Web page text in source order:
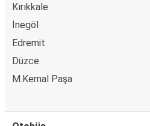
Malatya
Kırıkkale
İnegöl
Edremit
Düzce
M.Kemal Paşa